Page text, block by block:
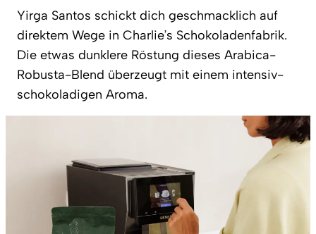
Yirga Santos schickt dich geschmacklich auf
direktem Wege in Charlie’s Schokoladenfabrik.
Die etwas dunklere Röstung dieses Arabica-
Robusta-Blend überzeugt mit einem intensiv-
schokoladigen Aroma.